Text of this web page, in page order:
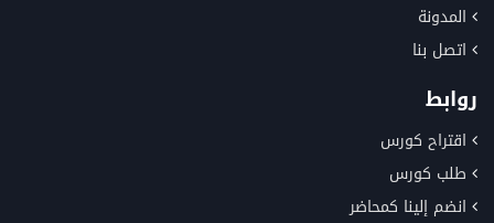
المدونة
اتصل بنا
روابط
اقتراح كورس
طلب كورس
انضم إلينا كمحاضر